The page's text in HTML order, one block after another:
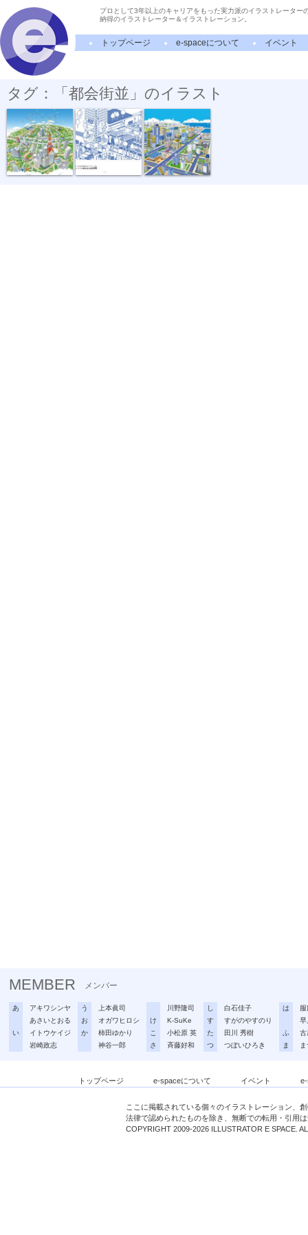
プロとして3年以上のキャリアをもった実力派のイラストレーター
納得のイラストレーター＆イラストレーション。
トップページ e-spaceについて イベント
タグ：「都会街並」のイラスト
街並イラスト6 街並イラスト4 街並イラスト...
MEMBER メンバー
あ
アキワシンヤ
あさいとおる
い
イトウケイジ
岩崎政志
う
上本眞司
お
オガワヒロシ
か
柿田ゆかり
神谷一郎
川野隆司
け
K-SuKe
こ
小松原 英
さ
斉藤好和
し
白石佳子
す
すがのやすのり
た
田川 秀樹
つ
つぼいひろき
は
早
ふ
古
ま
トップページ e-spaceについて イベント
ここに掲載されている個々のイラストレーション、
法律で認められたものを除き、無断での転用・引用
COPYRIGHT 2009-2026 ILLUSTRATOR E SPACE.